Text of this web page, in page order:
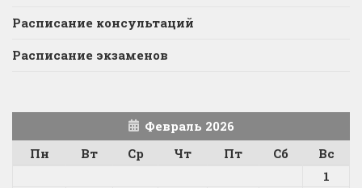
Расписание консультаций
Расписание экзаменов
Февраль 2026
Пн
Вт Ср Чт Пт Сб
Вс
1